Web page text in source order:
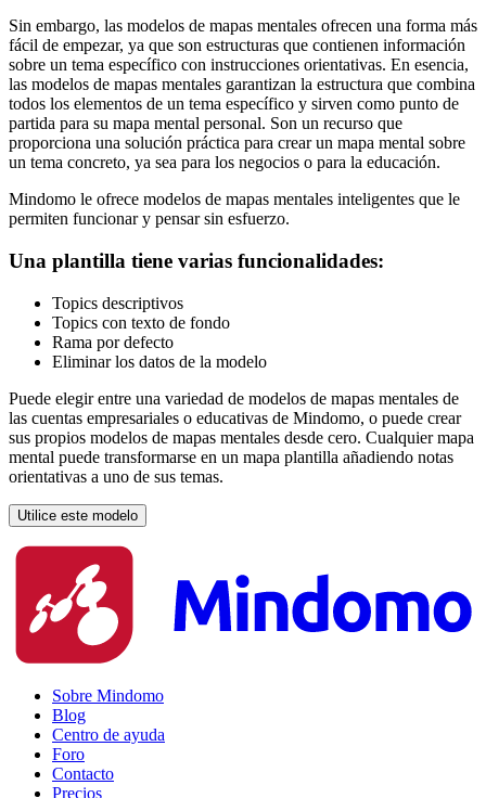
Sin embargo, las modelos de mapas mentales ofrecen una forma más
fácil de empezar, ya que son estructuras que contienen información
sobre un tema específico con instrucciones orientativas. En esencia,
las modelos de mapas mentales garantizan la estructura que combina
todos los elementos de un tema específico y sirven como punto de
partida para su mapa mental personal. Son un recurso que
proporciona una solución práctica para crear un mapa mental sobre
un tema concreto, ya sea para los negocios o para la educación.
Mindomo le ofrece modelos de mapas mentales inteligentes que le
permiten funcionar y pensar sin esfuerzo.
Una plantilla tiene varias funcionalidades:
Topics descriptivos
Topics con texto de fondo
Rama por defecto
Eliminar los datos de la modelo
Puede elegir entre una variedad de modelos de mapas mentales de
las cuentas empresariales o educativas de Mindomo, o puede crear
sus propios modelos de mapas mentales desde cero. Cualquier mapa
mental puede transformarse en un mapa plantilla añadiendo notas
orientativas a uno de sus temas.
Utilice este modelo
Sobre Mindomo
Blog
Centro de ayuda
Foro
Contacto
Precios